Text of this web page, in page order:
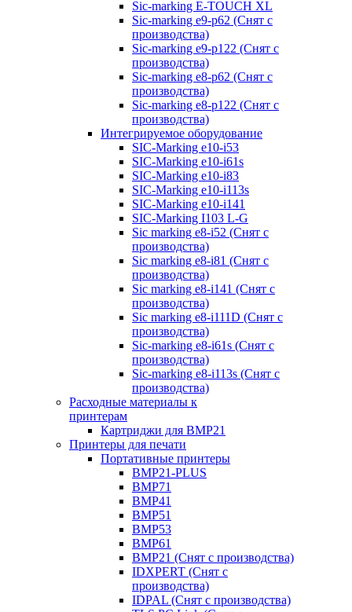
Sic-marking E-TOUCH XL
Sic-marking e9-p62 (Снят с
производства)
Sic-marking e9-p122 (Снят с
производства)
Sic-marking e8-p62 (Снят с
производства)
Sic-marking e8-p122 (Снят с
производства)
Интегрируемое оборудование
SIC-Marking e10-i53
SIC-Marking e10-i61s
SIC-Marking e10-i83
SIC-Marking e10-i113s
SIC-Marking e10-i141
SIC-Marking I103 L-G
Sic marking e8-i52 (Снят с
производства)
Sic marking e8-i81 (Снят с
производства)
Sic marking e8-i141 (Снят с
производства)
Sic marking e8-i111D (Снят с
производства)
Sic-marking e8-i61s (Снят с
производства)
Sic-marking e8-i113s (Снят с
производства)
Расходные материалы к
принтерам
Картриджи для BMP21
Принтеры для печати
Портативные принтеры
BMP21-PLUS
BMP71
BMP41
BMP51
BMP53
BMP61
BMP21 (Снят с производства)
IDXPERT (Снят с
производства)
IDPAL (Снят с производства)